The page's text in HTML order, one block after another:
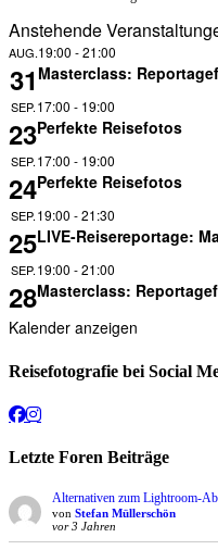
Anstehende
AUG.
31
19:00 -21:00
Masterclass:
SEP.
23
17:00 - 19:00
Perfekte Reisefotos
SEP.
24
17:00 - 19:00
Perfekte Reisefotos
SEP.
25
19:00 -21:30
LIVE-Reisereportage:
SEP.
28
19:00 -21:00
Masterclass:
Kalender anzeigen
Reisefotografie bei Social
Facebook
Instagram
Letzte Foren Beiträge
Alternativen zum Lightroom-
von Stefan Müllerschön
vor 3 Jahren